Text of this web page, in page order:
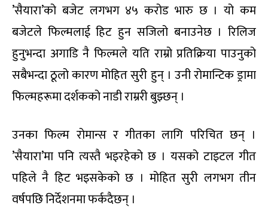
’सैयारा’को बजेट लगभग ४५ करोड भारु छ । यो कम
बजेटले फिल्मलाई हिट हुन सजिलो बनाउनेछ । रिलिज
हुनुभन्दा अगाडि नै फिल्मले यति राम्रो प्रतिक्रिया पाउनुको
सबैभन्दा ठूलो कारण मोहित सुरी हुन् । उनी रोमान्टिक ड्रामा
फिल्महरूमा दर्शकको नाडी राम्ररी बुझ्छन् ।
उनका फिल्म रोमान्स र गीतका लागि परिचित छन् ।
’सैयारा’मा पनि त्यस्तै भइरहेको छ । यसको टाइटल गीत
पहिले नै हिट भइसकेको छ । मोहित सुरी लगभग तीन
वर्षपछि निर्देशनमा फर्कदैछन् ।